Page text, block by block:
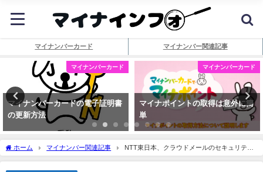
マイナンバーカード マイナンバー関連記事
マイナンバーカード
マイナンバーカードの電子証明書
の更新方法
マイナンバーカード
マイナポイントの取得は意外に簡
単
ホーム マイナンバー関連記事
NTT東日本、クラウドメールのセキュリティ
対策をサポートする - Yahoo!ニュース